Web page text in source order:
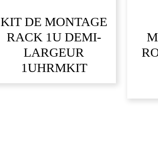
KIT DE MONTAGE
RACK 1U DEMI-
LARGEUR
1UHRMKIT